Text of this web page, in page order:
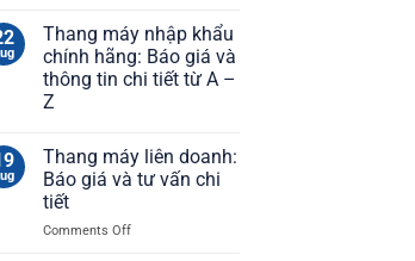
Thang máy nhập khẩu
chính hãng: Báo giá và
thông tin chi tiết từ A –
Z
Thang máy liên doanh:
Báo giá và tư vấn chi
tiết
Comments Offon